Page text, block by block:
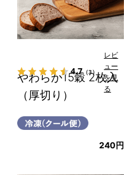
やわらか15穀 2枚入
（厚切り）
4.7（3）
レビ
ュー
を見
る
240円